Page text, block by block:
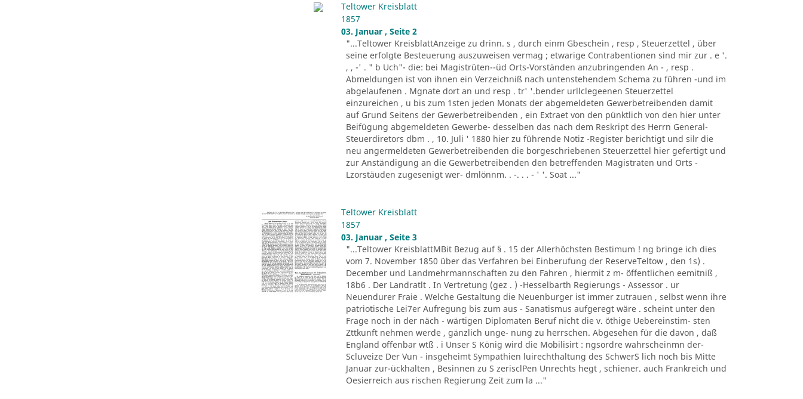
Teltower Kreisblatt
1857
03. Januar , Seite 2
"...Teltower KreisblattAnzeige zu drinn. s , durch einm Gbeschein , resp , Steuerzettel , über
seine erfolgte Besteuerung auszuweisen vermag ; etwarige Contrabentionen sind mir zur . e '.
, , -' . " b Uch"- die: bei Magistrüten--üd Orts-Vorständen anzubringenden An - , resp .
Abmeldungen ist von ihnen ein Verzeichniß nach untenstehendem Schema zu führen -und im
abgelaufenen . Mgnate dort an und resp . tr' '.bender urllclegeenen Steuerzettel
einzureichen , u bis zum 1sten jeden Monats der abgemeldeten Gewerbetreibenden damit
auf Grund Seitens der Gewerbetreibenden , ein Extraet von den pünktlich von den hier unter
Beifügung abgemeldeten Gewerbe- desselben das nach dem Reskript des Herrn General-
Steuerdiretors dbm . , 10. Juli ' 1880 hier zu führende Notiz -Register berichtigt und silr die
neu angermeldeten Gewerbetreibenden die borgeschriebenen Steuerzettel hier gefertigt und
zur Anständigung an die Gewerbetreibenden den betreffenden Magistraten und Orts -
Lzorstäuden zugesenigt wer- dmlönnm. . -. . . - ' '. Soat ..."
Teltower Kreisblatt
1857
03. Januar , Seite 3
"...Teltower KreisblattMBit Bezug auf § . 15 der Allerhöchsten Bestimum ! ng bringe ich dies
vom 7. November 1850 über das Verfahren bei Einberufung der ReserveTeltow , den 1s) .
December und Landmehrmannschaften zu den Fahren , hiermit z m- öffentlichen eemitniß ,
18b6 . Der Landratlt . In Vertretung (gez . ) -Hesselbarth Regierungs - Assessor . ur
Neuendurer Fraie . Welche Gestaltung die Neuenburger ist immer zutrauen , selbst wenn ihre
patriotische Lei7er Aufregung bis zum aus - Sanatismus aufgeregt wäre . scheint unter den
Frage noch in der näch - wärtigen Diplomaten Beruf nicht die v. öthige Uebereinstim- sten
Zttkunft nehmen werde , gänzlich unge- nung zu herrschen. Abgesehen für die davon , daß
England offenbar wtß . i Unser S König wird die Mobilisirt : ngsordre wahrscheinmn der-
Scluveize Der Vun - insgeheimt Sympathien luirechthaltung des SchwerS lich noch bis Mitte
Januar zur-ückhalten , Besinnen zu S zerisclPen Unrechts hegt , schiener. auch Frankreich und
Oesierreich aus rischen Regierung Zeit zum la ..."